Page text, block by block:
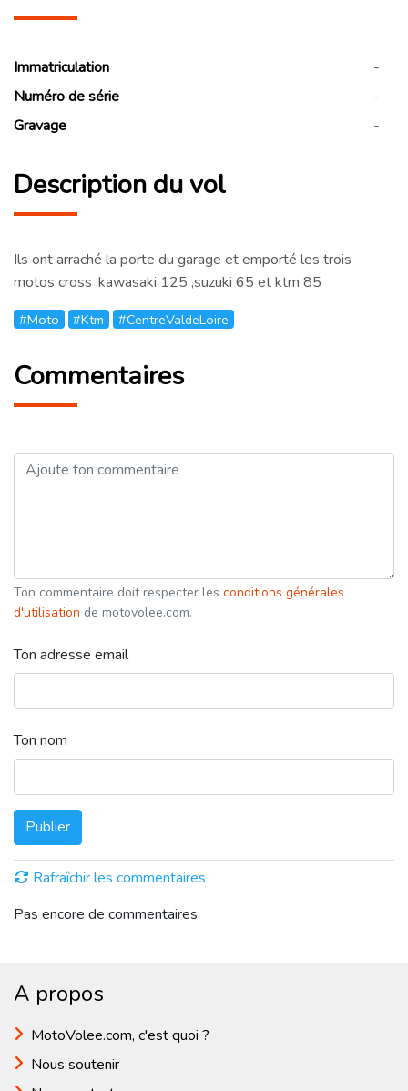
Immatriculation
-
Numéro de série
-
Gravage
-
Description du vol
Ils ont arraché la porte du garage et emporté les trois
motos cross .kawasaki 125 ,suzuki 65 et ktm 85
#Moto #Ktm #CentreValdeLoire
Commentaires
Ton commentaire doit respecter les conditions générales
d'utilisation de motovolee.com.
Ton adresse email
Ton nom
Publier
Rafraîchir les commentaires
Pas encore de commentaires
A propos
MotoVolee.com, c'est quoi ?
Nous soutenir